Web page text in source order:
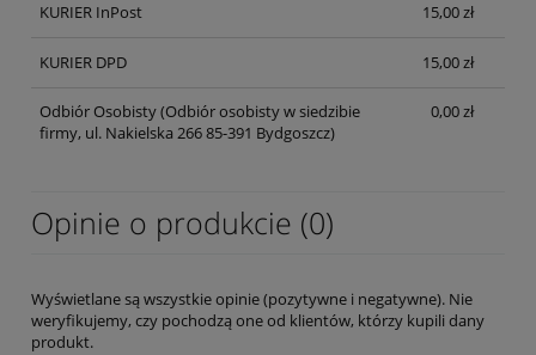
KURIER InPost 15,00 zł
KURIER DPD 15,00 zł
Odbiór Osobisty(Odbiór osobisty w siedzibie
firmy, ul. Nakielska 266 85-391 Bydgoszcz)
0,00 zł
Opinie o produkcie (0)
Wyświetlane są wszystkie opinie (pozytywne i negatywne). Nie
weryfikujemy, czy pochodzą one od klientów, którzy kupili dany
produkt.